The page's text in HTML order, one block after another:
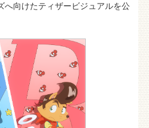
へ向けたティザービジュアルを公